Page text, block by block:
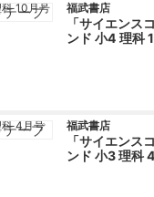
ープ 福武書店
「サイエンス
ンド 小4 理科
ープ 福武書店
「サイエンス
ンド 小3 理科